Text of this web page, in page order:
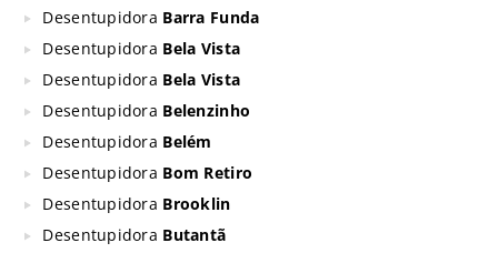
Desentupidora Barra Funda
Desentupidora Bela Vista
Desentupidora Bela Vista
Desentupidora Belenzinho
Desentupidora Belém
Desentupidora Bom Retiro
Desentupidora Brooklin
Desentupidora Butantã